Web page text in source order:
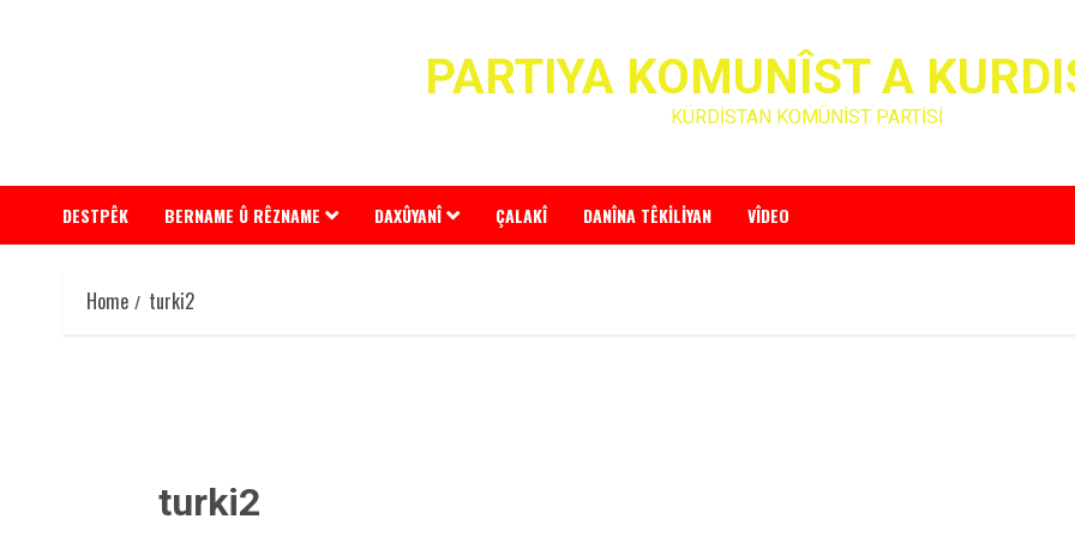
PARTIYA KOMUNÎST A
KÜRDİSTAN KOMÜNİST PARTİSİ
DESTPÊK BERNAME Û RÊZNAME DAXÛYANÎ ÇALAKÎ DANÎNA TÊKILIYAN VÎDEO
Home turki2
turki2